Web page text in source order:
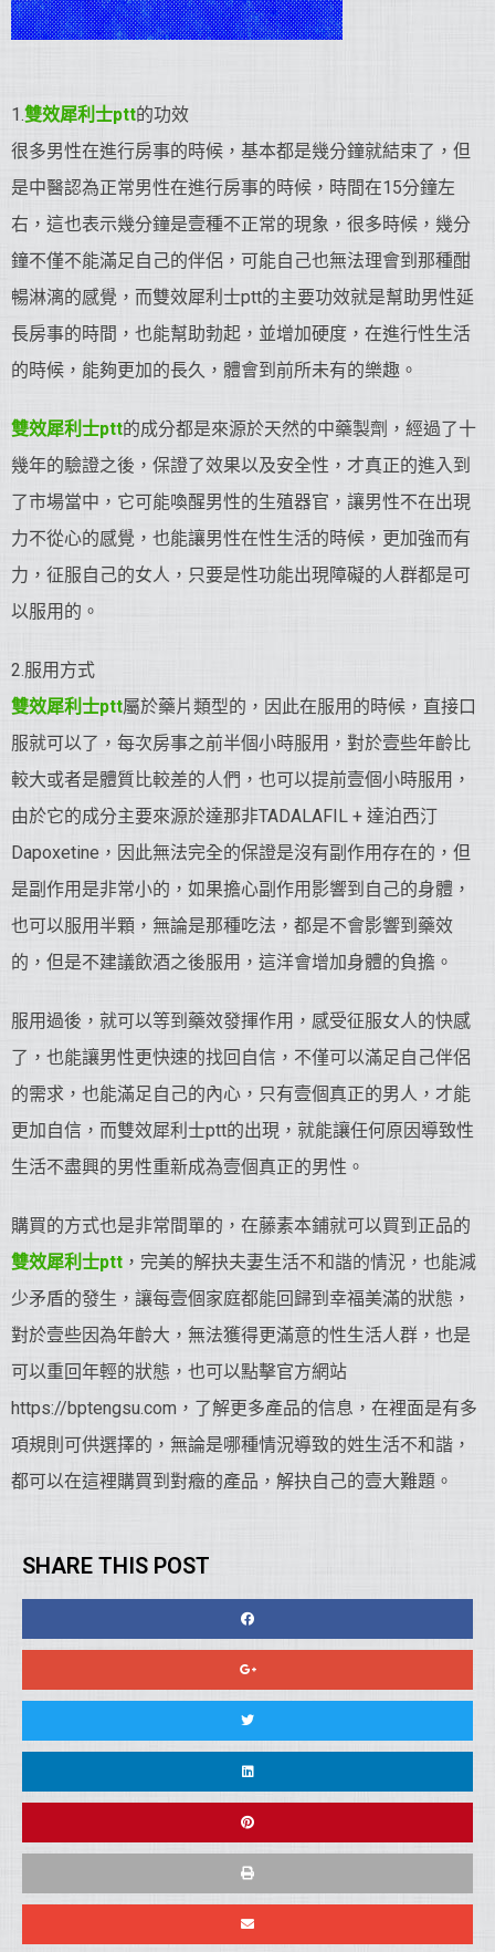
1.雙效犀利士ptt的功效
很多男性在進行房事的時候，基本都是幾分鐘就結束了，但
是中醫認為正常男性在進行房事的時候，時間在15分鐘左
右，這也表示幾分鐘是壹種不正常的現象，很多時候，幾分
鐘不僅不能滿足自己的伴侶，可能自己也無法理會到那種酣
暢淋漓的感覺，而雙效犀利士ptt的主要功效就是幫助男性延
長房事的時間，也能幫助勃起，並增加硬度，在進行性生活
的時候，能夠更加的長久，體會到前所未有的樂趣。
雙效犀利士ptt的成分都是來源於天然的中藥製劑，經過了十
幾年的驗證之後，保證了效果以及安全性，才真正的進入到
了市場當中，它可能喚醒男性的生殖器官，讓男性不在出現
力不從心的感覺，也能讓男性在性生活的時候，更加強而有
力，征服自己的女人，只要是性功能出現障礙的人群都是可
以服用的。
2.服用方式
雙效犀利士ptt屬於藥片類型的，因此在服用的時候，直接口
服就可以了，每次房事之前半個小時服用，對於壹些年齡比
較大或者是體質比較差的人們，也可以提前壹個小時服用，
由於它的成分主要來源於達那非TADALAFIL + 達泊西汀
Dapoxetine，因此無法完全的保證是沒有副作用存在的，但
是副作用是非常小的，如果擔心副作用影響到自己的身體，
也可以服用半顆，無論是那種吃法，都是不會影響到藥效
的，但是不建議飲酒之後服用，這洋會增加身體的負擔。
服用過後，就可以等到藥效發揮作用，感受征服女人的快感
了，也能讓男性更快速的找回自信，不僅可以滿足自己伴侶
的需求，也能滿足自己的內心，只有壹個真正的男人，才能
更加自信，而雙效犀利士ptt的出現，就能讓任何原因導致性
生活不盡興的男性重新成為壹個真正的男性。
購買的方式也是非常間單的，在藤素本鋪就可以買到正品的
雙效犀利士ptt ，完美的解抉夫妻生活不和諧的情況，也能減
少矛盾的發生，讓每壹個家庭都能回歸到幸福美滿的狀態，
對於壹些因為年齡大，無法獲得更滿意的性生活人群，也是
可以重回年輕的狀態，也可以點擊官方網站
https://bptengsu.com，了解更多產品的信息，在裡面是有多
項規則可供選擇的，無論是哪種情況導致的姓生活不和諧，
都可以在這裡購買到對癥的產品，解抉自己的壹大難題。
SHARE THIS POST